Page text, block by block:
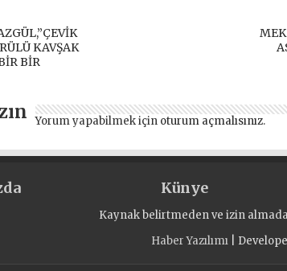
KAVŞAK
BİR
Yorum yapabilmek için oturum açmalısınız.
Künye
Kaynak belirtmeden ve izin
Haber Yazılımı|